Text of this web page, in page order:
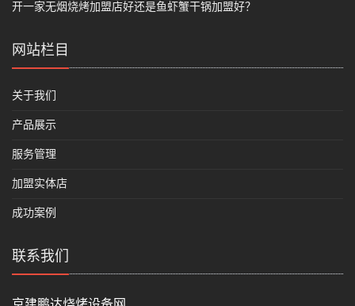
开一家无烟烧烤加盟店好还是鱼虾蟹干锅加盟好？
网站栏目
关于我们
产品展示
服务管理
加盟实体店
成功案例
联系我们